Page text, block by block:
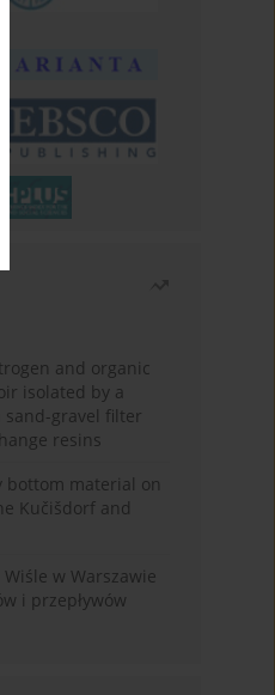
and organic
isolated by a
gravel filter
resins
material on
Kučišdorf and
w Warszawie
i przepływów